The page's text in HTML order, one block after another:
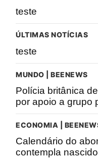
teste
ÚLTIMAS NOTÍCIAS
teste
MUNDO | BEENEWS
Polícia britânica
por apoio a grupo
ECONOMIA |
Calendário do
contempla